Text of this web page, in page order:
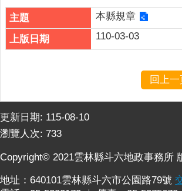
服
務
資
意
交
關
本縣規章
110-03-03
回上一
更新日期: 115-08-10
瀏覽人次: 733
Copyright© 2021雲林縣斗六地政事務所
地址：640101雲林縣斗六市公園路79號